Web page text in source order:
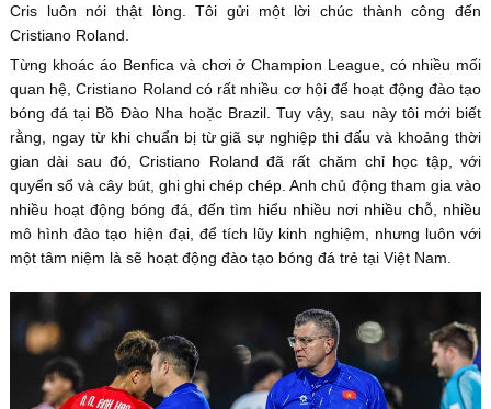
Cris luôn nói thật lòng. Tôi gửi một lời chúc thành công đến
Cristiano Roland.
Từng khoác áo Benfica và chơi ở Champion League, có nhiều mối
quan hệ, Cristiano Roland có rất nhiều cơ hội để hoạt động đào tạo
bóng đá tại Bồ Đào Nha hoặc Brazil. Tuy vậy, sau này tôi mới biết
rằng, ngay từ khi chuẩn bị từ giã sự nghiệp thi đấu và khoảng thời
gian dài sau đó, Cristiano Roland đã rất chăm chỉ học tập, với
quyển sổ và cây bút, ghi ghi chép chép. Anh chủ động tham gia vào
nhiều hoạt động bóng đá, đến tìm hiểu nhiều nơi nhiều chỗ, nhiều
mô hình đào tạo hiện đại, để tích lũy kinh nghiệm, nhưng luôn với
một tâm niệm là sẽ hoạt động đào tạo bóng đá trẻ tại Việt Nam.